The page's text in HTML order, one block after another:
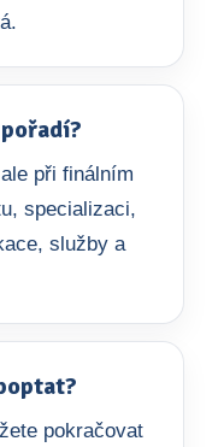
při finálním
specializaci,
služby a
pokračovat